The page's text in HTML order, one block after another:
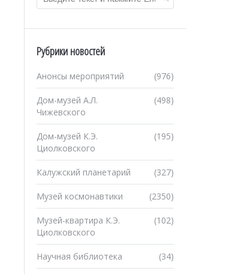
Рубрики новостей
(976)
Анонсы мероприятий
(498)
Дом-музей А.Л.
Чижевского
(195)
Дом-музей К.Э.
Циолковского
(327)
Калужский планетарий
(2350)
Музей космонавтики
(102)
Музей-квартира К.Э.
Циолковского
(34)
Научная библиотека